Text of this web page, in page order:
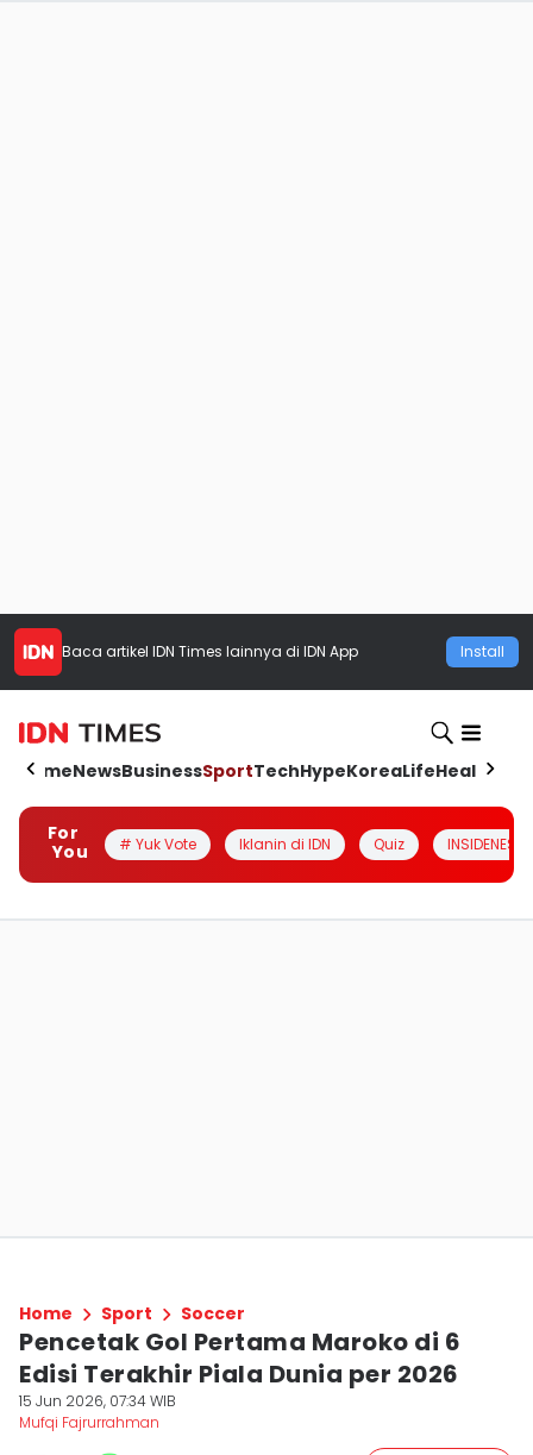
Baca artikel IDN Times lainnya di IDN App Install
HomeNewsBusinessSportTechHypeKoreaLifeHealth
For
You
# Yuk Vote Iklanin di IDN Quiz INSIDENESIA
Home Sport Soccer
Pencetak Gol Pertama Maroko di 6
Edisi Terakhir Piala Dunia per 2026
15 Jun 2026, 07:34 WIB
Mufqi Fajrurrahman